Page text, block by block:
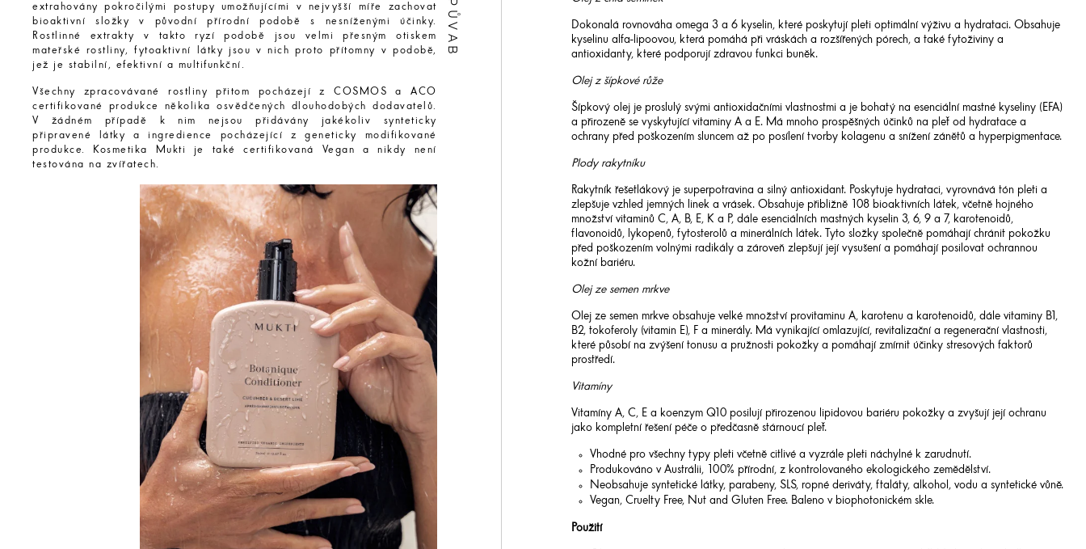
extrahovány pokročilými postupy umožňujícími v nejvyšší míře zachovat
bioaktivní složky v původní přírodní podobě s nesníženými účinky.
Rostlinné extrakty v takto ryzí podobě jsou velmi přesným otiskem
mateřské rostliny, fytoaktivní látky jsou v nich proto přítomny v podobě,
jež je stabilní, efektivní a multifunkční.
Všechny zpracovávané rostliny přitom pocházejí z COSMOS a ACO
certifikované produkce několika osvědčených dlouhodobých dodavatelů.
V žádném případě k nim nejsou přidávány jakékoliv synteticky
připravené látky a ingredience pocházející z geneticky modifikované
produkce. Kosmetika Mukti je také certifikovaná Vegan a nikdy není
testována na zvířatech.
Dokonalá rovnováha omega 3 a 6 kyselin, které poskytují pleti optimální výživu a hydrataci. Obsahuje
kyselinu alfa-lipoovou, která pomáhá při vráskách a rozšířených pórech, a také fytoživiny a
antioxidanty, které podporují zdravou funkci buněk.
Olej z šípkové růže
Šípkový olej je proslulý svými antioxidačními vlastnostmi a je bohatý na esenciální mastné kyseliny (EFA)
a přirozeně se vyskytující vitaminy A a E. Má mnoho prospěšných účinků na pleť od hydratace a
ochrany před poškozením sluncem až po posílení tvorby kolagenu a snížení zánětů a hyperpigmentace.
Plody rakytníku
Rakytník řešetlákový je superpotravina a silný antioxidant. Poskytuje hydrataci, vyrovnává tón pleti a
zlepšuje vzhled jemných linek a vrásek. Obsahuje přibližně 108 bioaktivních látek, včetně hojného
množství vitaminů C, A, B, E, K a P, dále esenciálních mastných kyselin 3, 6, 9 a 7, karotenoidů,
flavonoidů, lykopenů, fytosterolů a minerálních látek. Tyto složky společně pomáhají chránit pokožku
před poškozením volnými radikály a zároveň zlepšují její vysušení a pomáhají posilovat ochrannou
kožní bariéru.
Olej ze semen mrkve
Olej ze semen mrkve obsahuje velké množství provitaminu A, karotenu a karotenoidů, dále vitaminy B1,
B2, tokoferoly (vitamin E), F a minerály. Má vynikající omlazující, revitalizační a regenerační vlastnosti,
které působí na zvýšení tonusu a pružnosti pokožky a pomáhají zmírnit účinky stresových faktorů
prostředí.
Vitamíny
Vitamíny A, C, E a koenzym Q10 posilují přirozenou lipidovou bariéru pokožky a zvyšují její ochranu
jako kompletní řešení péče o předčasně stárnoucí pleť.
Vhodné pro všechny typy pleti včetně citlivé a vyzrále pleti náchylné k zarudnutí.
Produkováno v Austrálii, 100% přírodní, z kontrolovaného ekologického zemědělství.
Neobsahuje syntetické látky, parabeny, SLS, ropné deriváty, ftaláty, alkohol, vodu a syntetické vůně.
Vegan, Cruelty Free, Nut and Gluten Free. Baleno v biophotonickém skle.
Použití